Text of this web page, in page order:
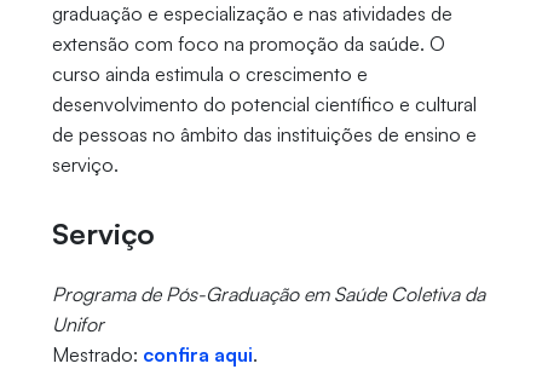
graduação e especialização e nas atividades de
extensão com foco na promoção da saúde. O
curso ainda estimula o crescimento e
desenvolvimento do potencial científico e cultural
de pessoas no âmbito das instituições de ensino e
serviço.
Serviço
Programa de Pós-Graduação em Saúde Coletiva da
Unifor
Mestrado: confira aqui.